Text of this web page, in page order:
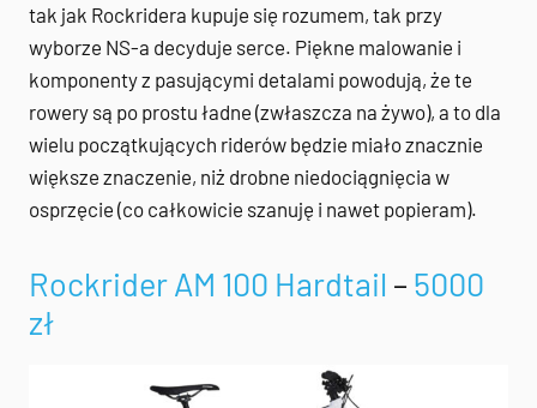
tak jak Rockridera kupuje się rozumem, tak przy
wyborze NS-a decyduje serce. Piękne malowanie i
komponenty z pasującymi detalami powodują, że te
rowery są po prostu ładne (zwłaszcza na żywo), a to dla
wielu początkujących riderów będzie miało znacznie
większe znaczenie, niż drobne niedociągnięcia w
osprzęcie (co całkowicie szanuję i nawet popieram).
Rockrider AM 100 Hardtail – 5000
zł